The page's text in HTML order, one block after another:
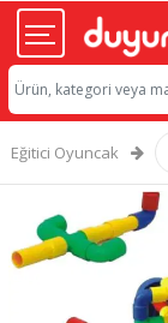
Eğitici Oyuncak